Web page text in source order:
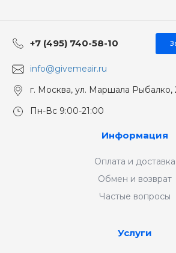
+7 (495) 740-58-10
info@givemeair.ru
г. Москва, ул. Маршала Рыбалко,
Пн-Вс 9:00-21:00
Информация
Оплата и доставка
Обмен и возврат
Частые вопросы
Услуги